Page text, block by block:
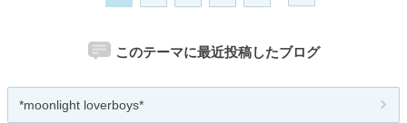
このテーマに最近投稿したブログ
*moonlight loverboys*